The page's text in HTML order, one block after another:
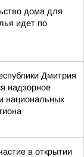
дома для
идет по
Дмитрия
надзорное
национальных
в открытии